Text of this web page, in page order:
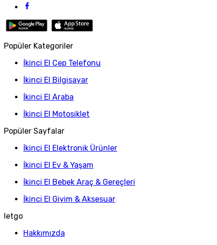
Popüler Kategoriler
İkinci El Cep Telefonu
İkinci El Bilgisayar
İkinci El Araba
İkinci El Motosiklet
Popüler Sayfalar
İkinci El Elektronik Ürünler
İkinci El Ev & Yaşam
İkinci El Bebek Araç & Gereçleri
İkinci El Giyim & Aksesuar
letgo
Hakkımızda